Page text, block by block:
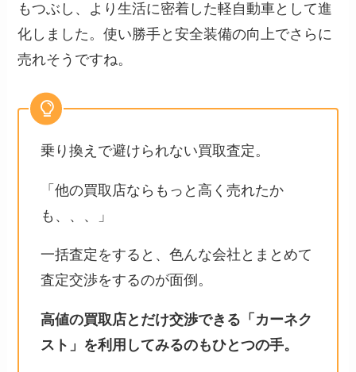
もつぶし、より生活に密着した軽自動車として進
化しました。使い勝手と安全装備の向上でさらに
売れそうですね。
乗り換えで避けられない買取査定。
「他の買取店ならもっと高く売れたか
も、、、」
一括査定をすると、色んな会社とまとめて
査定交渉をするのが面倒。
高値の買取店とだけ交渉できる「カーネク
スト」を利用してみるのもひとつの手。